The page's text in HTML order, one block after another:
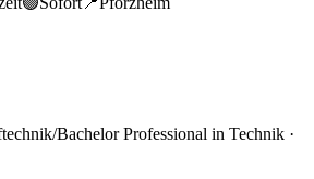
Bachelor Professional in Technik ·